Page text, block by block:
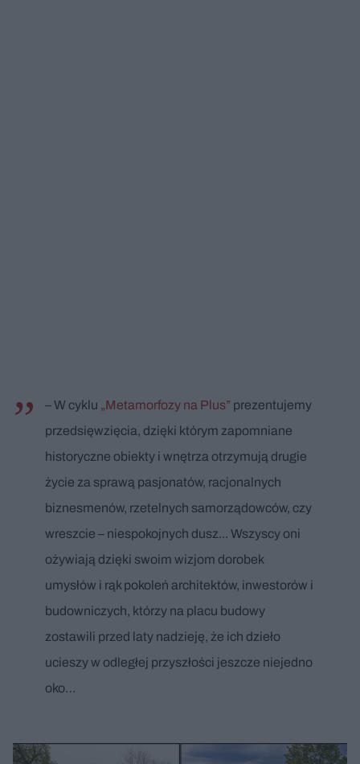
– W cyklu „Metamorfozy na Plus” prezentujemy
przedsięwzięcia, dzięki którym zapomniane
historyczne obiekty i wnętrza otrzymują drugie
życie za sprawą pasjonatów, racjonalnych
biznesmenów, rzetelnych samorządowców, czy
wreszcie – niespokojnych dusz... Wszyscy oni
ożywiają dzięki swoim wizjom dorobek
umysłów i rąk pokoleń architektów, inwestorów i
budowniczych, którzy na placu budowy
zostawili przed laty nadzieję, że ich dzieło
ucieszy w odległej przyszłości jeszcze niejedno
oko…